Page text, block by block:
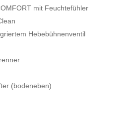
mit Feuchtefühler
Hebebühnenventil
(bodeneben)